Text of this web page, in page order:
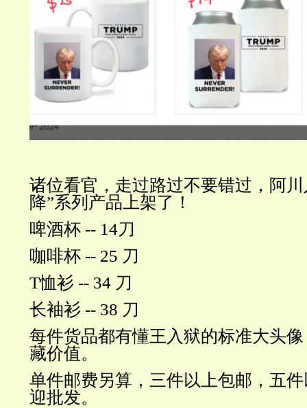
诸位看官，走过路过不要错过，阿
降”系列产品上架了！
啤酒杯 -- 14刀
咖啡杯 -- 25 刀
T恤衫 -- 34 刀
长袖衫 -- 38 刀
每件货品都有懂王入狱的标准大头
藏价值。
单件邮费另算，三件以上包邮，五
迎批发。